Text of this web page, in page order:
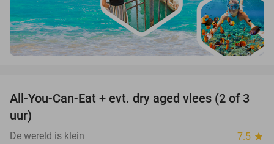
29%
All-You-Can-Eat + evt. dry aged vlees (2 of 3
uur)
De wereld is klein 7.5 star